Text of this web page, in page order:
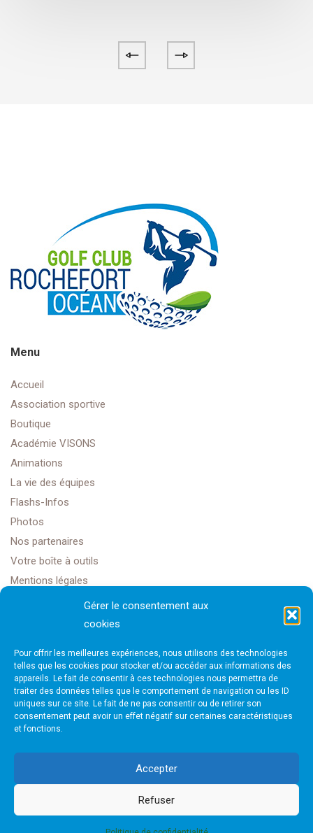
Gérer le consentement aux
cookies
Pour offrir les meilleures expériences, nous utilisons des technologies
telles que les cookies pour stocker et/ou accéder aux informations des
appareils. Le fait de consentir à ces technologies nous permettra de
traiter des données telles que le comportement de navigation ou les ID
uniques sur ce site. Le fait de ne pas consentir ou de retirer son
consentement peut avoir un effet négatif sur certaines caractéristiques
et fonctions.
Accepter
Refuser
Menu
Accueil
Association sportive
Boutique
Académie VISONS
Animations
La vie des équipes
Flashs-Infos
Photos
Nos partenaires
Votre boîte à outils
Mentions légales
Golf Club Rochefort Océan
1608 Rte Impériale,
17450 Saint-Laurent-de-la-Prée
golfrochefortais@gmail.com
Site internet créé par Next Solution